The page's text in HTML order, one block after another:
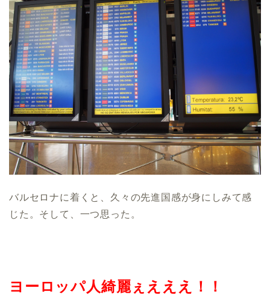
バルセロナに着くと、久々の先進国感が身にしみて感
じた。そして、一つ思った。
ヨーロッパ人綺麗ぇえええ！！